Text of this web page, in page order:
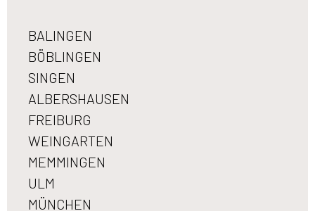
BALINGEN
BÖBLINGEN
SINGEN
ALBERSHAUSEN
FREIBURG
WEINGARTEN
MEMMINGEN
ULM
MÜNCHEN